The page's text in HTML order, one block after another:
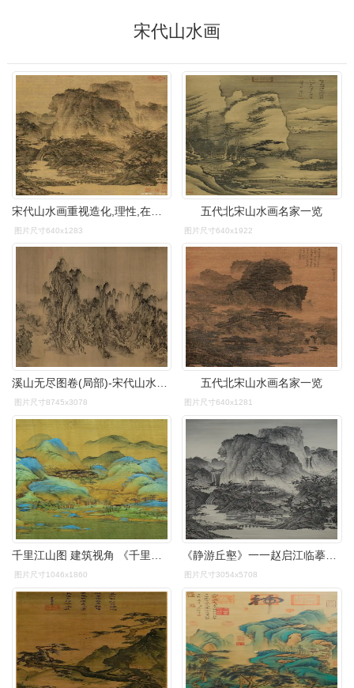
宋代山水画
图片尺寸640x1283
五代北宋山水画名家一览
图片尺寸640x1922
溪山无尽图卷(局部)-宋代山水画-图片
图片尺寸8745x3078
五代北宋山水画名家一览
图片尺寸640x1281
图片尺寸1046x1860 图片尺寸3054x5708